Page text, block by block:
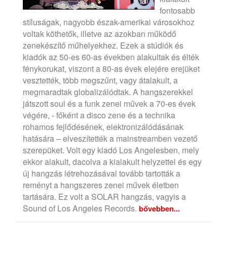
fontosabb
stíluságak, nagyobb észak-amerikai városokhoz
voltak köthetők, illetve az azokban működő
zenekészítő műhelyekhez. Ezek a stúdiók és
kiadók az 50-es 60-as években alakultak és élték
fénykorukat, viszont a 80-as évek elejére erejüket
vesztették, több megszűnt, vagy átalakult, a
megmaradtak globalizálódtak. A hangszerekkel
játszott soul és a funk zenei művek a 70-es évek
végére, - főként a disco zene és a technika
rohamos fejlődésének, elektronizálódásának
hatására – elveszítették a mainstreamben vezető
szerepüket. Volt egy kiadó Los Angelesben, mely
ekkor alakult, dacolva a kialakult helyzettel és egy
új hangzás létrehozásával tovább tartották a
reményt a hangszeres zenei művek életben
tartására. Ez volt a SOLAR hangzás, vagyis a
Sound of Los Angeles Records. bővebben...